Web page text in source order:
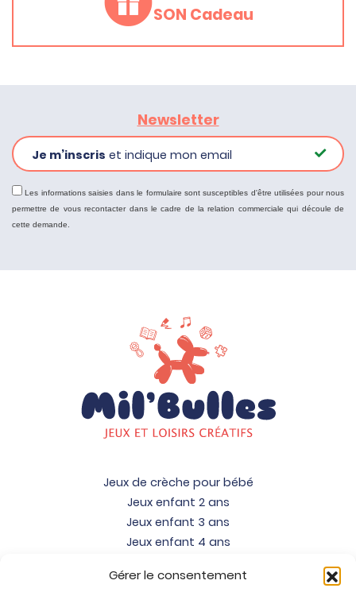
Gérer le consentement
SON Cadeau
Newsletter
Je m’inscris et indique mon email
Les informations saisies dans le formulaire sont susceptibles d'être utilisées pour nous
permettre de vous recontacter dans le cadre de la relation commerciale qui découle de
cette demande.
Jeux de crèche pour bébé
Jeux enfant 2 ans
Jeux enfant 3 ans
Jeux enfant 4 ans
Jeux enfant 6 ans